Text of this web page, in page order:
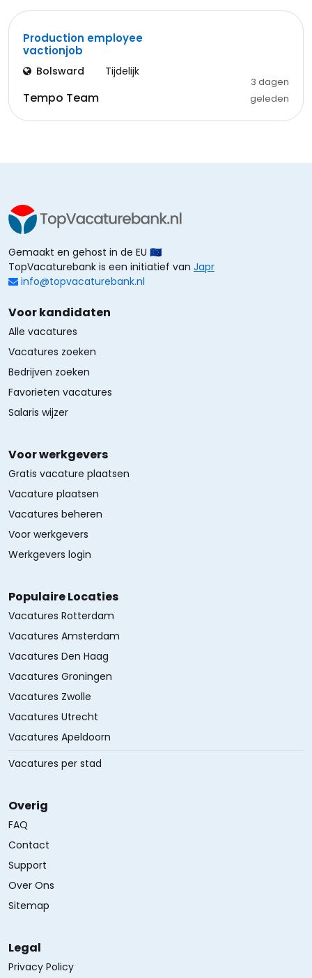
Production employee
vactionjob
Bolsward Tijdelijk
Tempo Team
3 dagen
geleden
Gemaakt en gehost in de EU 🇪🇺
TopVacaturebank is een initiatief van Japr
info@topvacaturebank.nl
Voor kandidaten
Alle vacatures
Vacatures zoeken
Bedrijven zoeken
Favorieten vacatures
Salaris wijzer
Voor werkgevers
Gratis vacature plaatsen
Vacature plaatsen
Vacatures beheren
Voor werkgevers
Werkgevers login
Populaire Locaties
Vacatures Rotterdam
Vacatures Amsterdam
Vacatures Den Haag
Vacatures Groningen
Vacatures Zwolle
Vacatures Utrecht
Vacatures Apeldoorn
Vacatures per stad
Overig
FAQ
Contact
Support
Over Ons
Sitemap
Legal
Privacy Policy